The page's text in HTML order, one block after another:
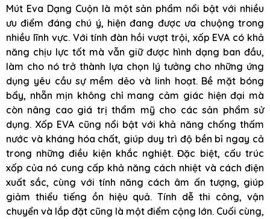
Mút Eva Dạng Cuộn là một sản phẩm nổi bật với nhiều
ưu điểm đáng chú ý, hiện đang được ưa chuộng trong
nhiều lĩnh vực. Với tính đàn hồi vượt trội, xốp EVA có khả
năng chịu lực tốt mà vẫn giữ được hình dạng ban đầu,
làm cho nó trở thành lựa chọn lý tưởng cho những ứng
dụng yêu cầu sự mềm dẻo và linh hoạt. Bề mặt bóng
bẩy, nhẵn mịn không chỉ mang cảm giác hiện đại mà
còn nâng cao giá trị thẩm mỹ cho các sản phẩm sử
dụng. Xốp EVA cũng nổi bật với khả năng chống thấm
nước và kháng hóa chất, giúp duy trì độ bền bỉ ngay cả
trong những điều kiện khắc nghiệt. Đặc biệt, cấu trúc
xốp của nó cung cấp khả năng cách nhiệt và cách điện
xuất sắc, cùng với tính năng cách âm ấn tượng, giúp
giảm thiểu tiếng ồn hiệu quả. Tính dễ thi công, vận
chuyển và lắp đặt cũng là một điểm cộng lớn. Cuối cùng,